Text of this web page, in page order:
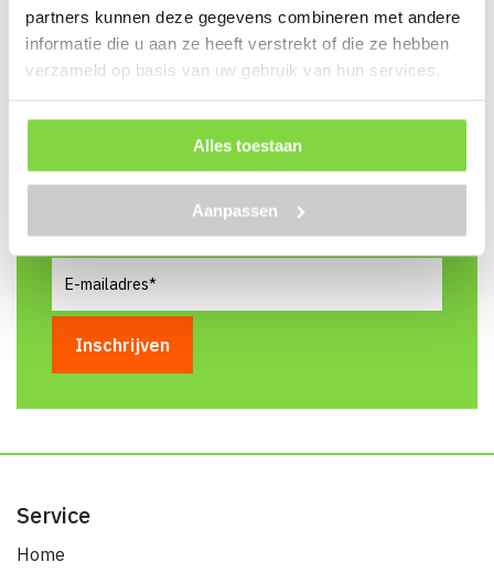
partners kunnen deze gegevens combineren met andere
informatie die u aan ze heeft verstrekt of die ze hebben
verzameld op basis van uw gebruik van hun services.
Alles toestaan
Aanpassen
Meld je aan voor
onze nieuwsbrief
en ontvang 5% korting!
mailadres(Vereist)
Service
Home